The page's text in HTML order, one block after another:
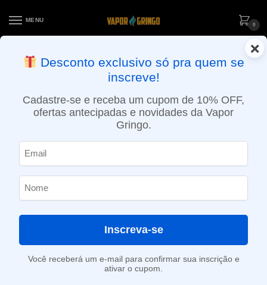
MENU
0
ENTREGA NO MESMO DIA EM SÃO PAULO (SEG A SEX): PEDIDOS
APROVADOS ATÉ 15:30 VIA MOTOBOY
×
Desconto exclusivo só pra quem se
inscreve!
Cadastre-se e receba um cupom de 10% OFF,
ofertas antecipadas e novidades da Vapor
Gringo.
Inscreva-se
Você receberá um e-mail para confirmar sua inscrição e
ativar o cupom.